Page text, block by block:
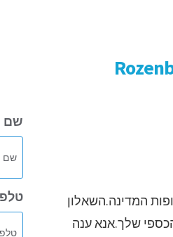
המדינה.השאלון
שלך.אנא ענה
שם